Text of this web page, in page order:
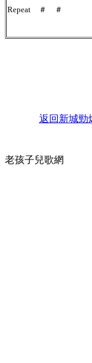
Repeat ＃ ＃
返回 新城勁
老孩子兒歌網